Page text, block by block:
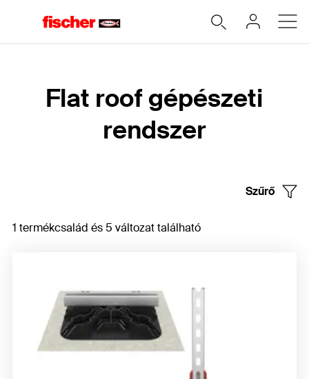
Flat roof gépészeti
rendszer
Szűrő
1 termékcsalád és 5 változat található